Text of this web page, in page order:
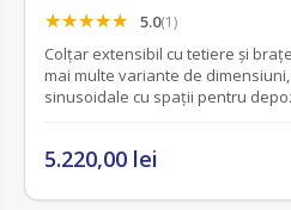
5.0(1)
Colțar extensibil cu tetiere și brațe
mai multe variante de
sinusoidale cu spații pentru
5.220,00 lei